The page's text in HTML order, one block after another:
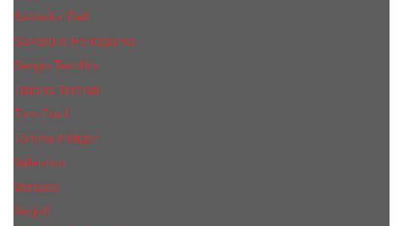
Salvador Dali
Salvatore Ferragamo
Sergio Tacchini
Tiziana Terenzi
Tom Ford
Tommy Hilfiger
Valentino
Versace
Xerjoff